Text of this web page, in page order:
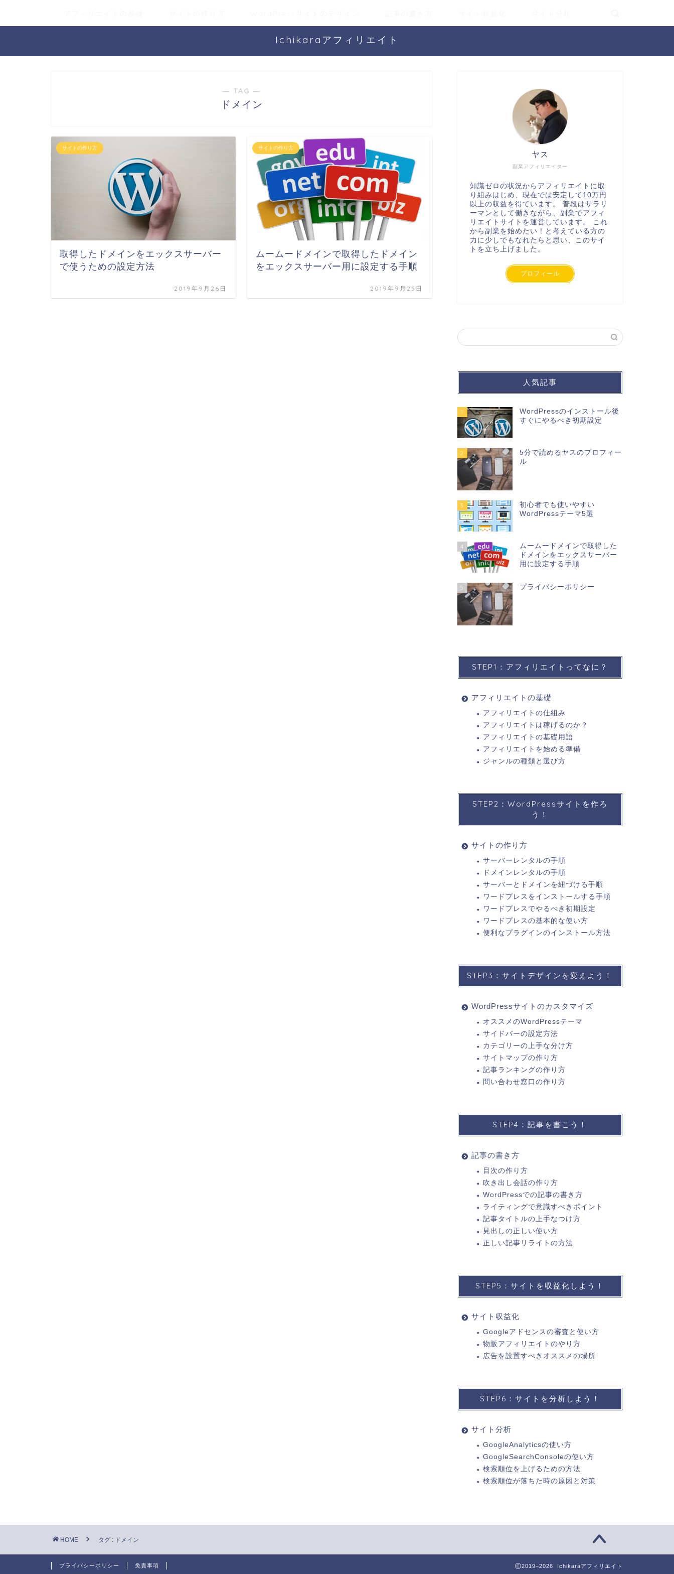
Ichikaraアフィリエイト
― TAG ―
ドメイン
サイトの作り方
取得したドメインをエックスサーバー
で使うための設定方法
2019年9月26日
サイトの作り方
ムームードメインで取得したドメイン
をエックスサーバー用に設定する手順
2019年9月25日
副業アフィリエイター
ヤス
知識ゼロの状況からアフィリエイトに取
り組みはじめ、現在では安定して10万円
以上の収益を得ています。 普段はサラリ
ーマンとして働きながら、副業でアフィ
リエイトサイトを運営しています。 これ
から副業を始めたい！と考えている方の
力に少しでもなれたらと思い、このサイ
トを立ち上げました。
プロフィール
人気記事
1
WordPressのインストール後
すぐにやるべき初期設定
2
5分で読めるヤスのプロフィー
ル
3
初心者でも使いやすい
WordPressテーマ5選
4
ムームードメインで取得した
ドメインをエックスサーバー
用に設定する手順
5 プライバシーポリシー
STEP1：アフィリエイトってなに？
アフィリエイトの基礎
アフィリエイトの仕組み
アフィリエイトは稼げるのか？
アフィリエイトの基礎用語
アフィリエイトを始める準備
ジャンルの種類と選び方
STEP2：WordPressサイトを作ろ
う！
サイトの作り方
サーバーレンタルの手順
ドメインレンタルの手順
サーバーとドメインを紐づける手順
ワードプレスをインストールする手順
ワードプレスでやるべき初期設定
ワードプレスの基本的な使い方
便利なプラグインのインストール方法
STEP3：サイトデザインを変えよう！
WordPressサイトのカスタマイズ
オススメのWordPressテーマ
サイドバーの設定方法
カテゴリーの上手な分け方
サイトマップの作り方
記事ランキングの作り方
問い合わせ窓口の作り方
STEP4：記事を書こう！
記事の書き方
目次の作り方
吹き出し会話の作り方
WordPressでの記事の書き方
ライティングで意識すべきポイント
記事タイトルの上手なつけ方
見出しの正しい使い方
正しい記事リライトの方法
STEP5：サイトを収益化しよう！
サイト収益化
Googleアドセンスの審査と使い方
物販アフィリエイトのやり方
広告を設置すべきオススメの場所
STEP6：サイトを分析しよう！
サイト分析
GoogleAnalyticsの使い方
GoogleSearchConsoleの使い方
検索順位を上げるための方法
検索順位が落ちた時の原因と対策
HOME タグ : ドメイン
プライバシーポリシー 免責事項 2019–2026 Ichikaraアフィリエイト